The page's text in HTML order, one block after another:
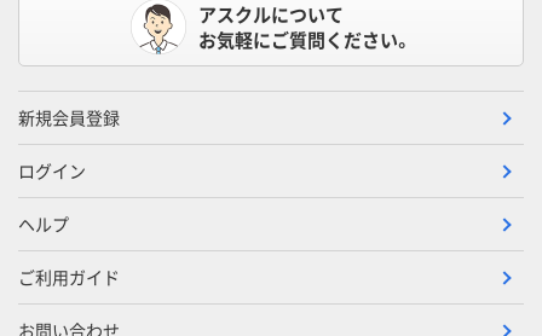
アスクルについて
お気軽にご質問ください。
新規会員登録
ログイン
ヘルプ
ご利用ガイド
お問い合わせ